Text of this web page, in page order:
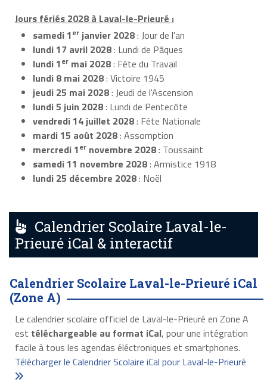
Jours fériés 2028 à Laval-le-Prieuré :
samedi 1er janvier 2028: Jour de l'an
lundi 17 avril 2028: Lundi de Pâques
lundi 1er mai 2028: Fête du Travail
lundi 8 mai 2028: Victoire 1945
jeudi 25 mai 2028: Jeudi de l'Ascension
lundi 5 juin 2028: Lundi de Pentecôte
vendredi 14 juillet 2028: Fête Nationale
mardi 15 août 2028: Assomption
mercredi 1er novembre 2028: Toussaint
samedi 11 novembre 2028: Armistice 1918
lundi 25 décembre 2028: Noël
Calendrier Scolaire Laval-le-
Prieuré iCal & interactif
Calendrier Scolaire Laval-le-Prieuré iCal
(Zone A)
Le calendrier scolaire officiel de Laval-le-Prieuré en Zone A
est téléchargeable au format iCal, pour une intégration
facile à tous les agendas éléctroniques et smartphones.
Télécharger le Calendrier Scolaire iCal pour Laval-le-Prieuré